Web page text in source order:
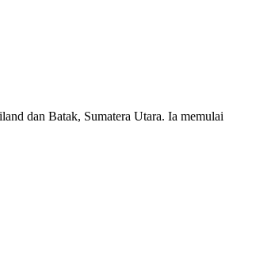
dan Batak, Sumatera Utara. Ia memulai